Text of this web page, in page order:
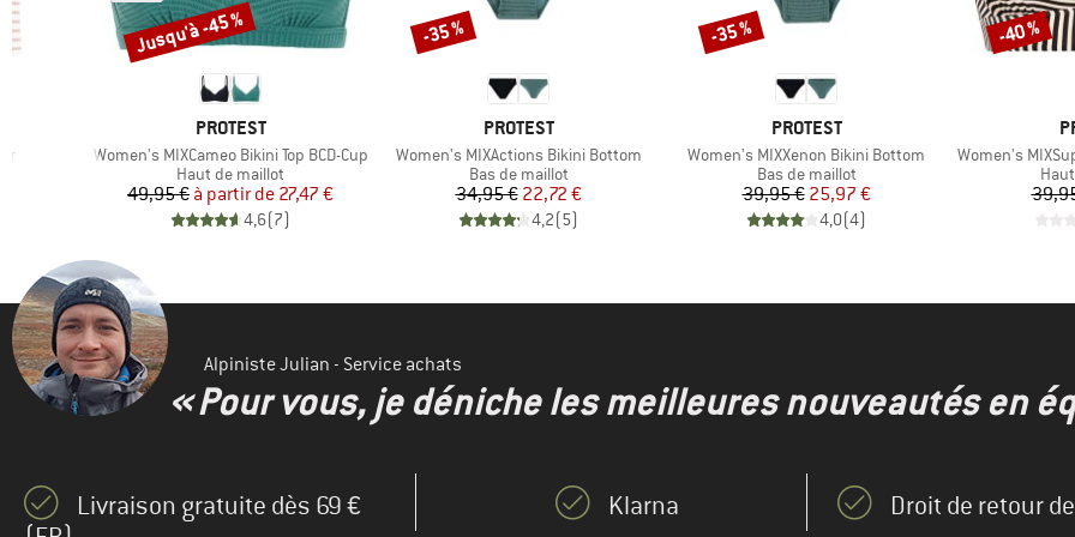
MARQUE
PROTEST
Article
Women's MIXCameo Bikini Top BCD-Cup
Product group
Haut de maillot
Prix
49,95 € Prix réduit
à partir de 27,47 €
4,6(7)
Remise
Jusqu'à -45 %
MARQUE
PROTEST
Article
Women's MIXActions Bikini Bottom
Product group
Bas de maillot
Prix
34,95 €Prix réduit
22,72 €
4,2(5)
Remise
-35 %
MARQUE
PROTEST
Article
Women's MIXXenon Bikini Bottom
Product group
Bas de maillot
Prix
39,95 €Prix réduit
25,97 €
4,0(4)
Remise
-35 %
Article
Women's
Remise
-40 %
Alpiniste Julian - Service achats
« Pour vous, je déniche les meilleures nouveautés en
Livraison gratuite dès 69 €
Klarna Droit de retour